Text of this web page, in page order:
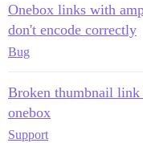
Onebox links with
don't encode correctly
Bug
Broken thumbnail
onebox
Support